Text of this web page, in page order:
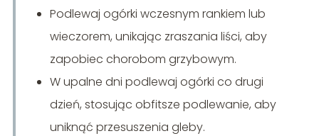
Podlewaj ogórki wczesnym rankiem lub
wieczorem, unikając zraszania liści, aby
zapobiec chorobom grzybowym.
W upalne dni podlewaj ogórki co drugi
dzień, stosując obfitsze podlewanie, aby
uniknąć przesuszenia gleby.